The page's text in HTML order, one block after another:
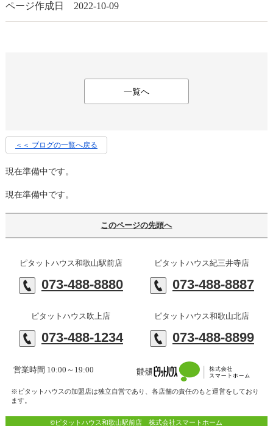
ページ作成日 2022-10-09
一覧へ
＜＜ ブログの一覧へ戻る
現在準備中です。
現在準備中です。
このページの先頭へ
ピタットハウス和歌山駅前店
073-488-8880
ピタットハウス紀三井寺店
073-488-8887
ピタットハウス吹上店
073-488-1234
ピタットハウス和歌山北店
073-488-8899
営業時間 10:00～19:00
※ピタットハウスの加盟店は独立自営であり、各店舗の責任のもと運営をしており
ます。
©ピタットハウス和歌山駅前店 株式会社スマートホーム